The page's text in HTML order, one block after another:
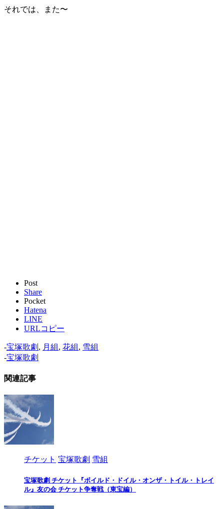
それでは、また〜
Post
Share
Pocket
Hatena
LINE
URLコピー
-宝塚歌劇 , 月組, 花組, 雪組
-宝塚歌劇
関連記事
チケット 宝塚歌劇 雪組
宝塚歌劇 チケット『ボイルド・ドイル・オンザ・トイル・トレイ
ル』友の会 チケット争奪戦（東宝編）